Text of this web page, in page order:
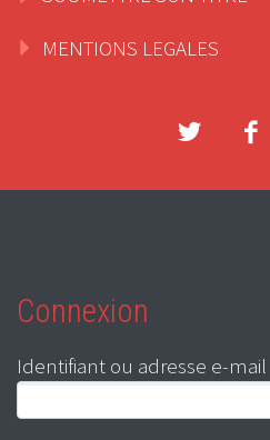
MENTIONS LEGALES
Connexion
Identifiant ou adresse e-mail